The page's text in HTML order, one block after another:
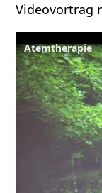
Videovortrag
Atemtherapie